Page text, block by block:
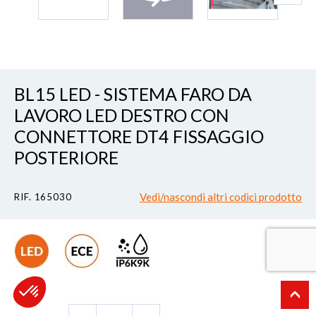
BL15 LED - SISTEMA FARO DA
LAVORO LED DESTRO CON
CONNETTORE DT4 FISSAGGIO
POSTERIORE
RIF. 165030 Vedi/nascondi altri codici prodotto